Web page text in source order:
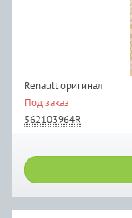
Renault оригинал
Под заказ
562103964R